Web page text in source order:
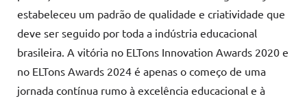
estabeleceu um padrão de qualidade e criatividade que
deve ser seguido por toda a indústria educacional
brasileira. A vitória no ELTons Innovation Awards 2020 e
no ELTons Awards 2024 é apenas o começo de uma
jornada contínua rumo à excelência educacional e à